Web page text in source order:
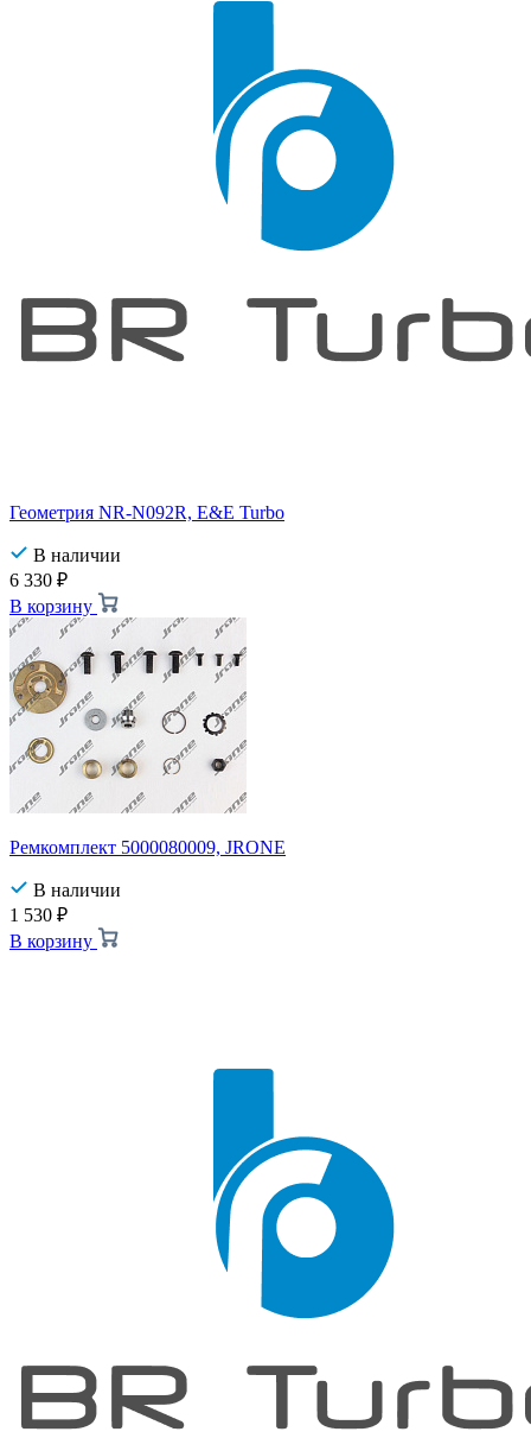
Геометрия NR-N092R, E&E Turbo
В наличии
6 330 ₽
В корзину
Ремкомплект 5000080009, JRONE
В наличии
1 530 ₽
В корзину